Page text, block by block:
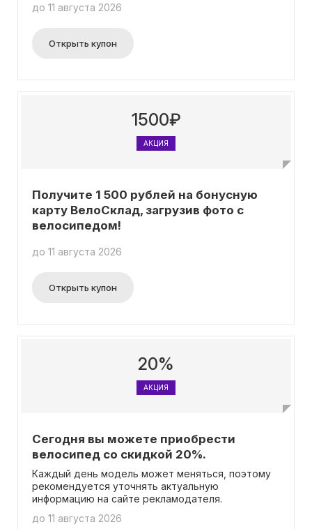
до 11 августа 2026
Открыть купон
1500₽
АКЦИЯ
Получите 1 500 рублей на бонусную
карту ВелоСклад, загрузив фото с
велосипедом!
до 11 августа 2026
Открыть купон
20%
АКЦИЯ
Сегодня вы можете приобрести
велосипед со скидкой 20%.
Каждый день модель может меняться, поэтому
рекомендуется уточнять актуальную
информацию на сайте рекламодателя.
до 11 августа 2026